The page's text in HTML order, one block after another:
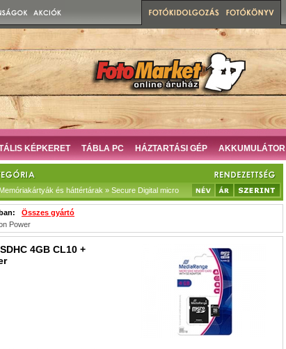
KÉPKERET TÁBLA PC HÁZTARTÁSI GÉP AKKUMULÁTOR
és háttértárak » Secure Digital micro
Összes gyártó
Power
4GB CL10 +